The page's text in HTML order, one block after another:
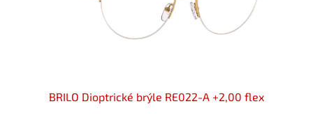
BRILO Dioptrické brýle RE022-A +2,00 flex